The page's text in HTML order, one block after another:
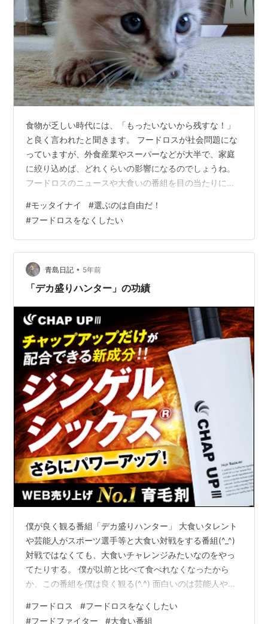
食物が乏しい時代には、「もったいないから残すな！」
と良く言われたと聞きます。 フードロスが社会問題にな
っていますが、外食産業やスーパーなどが大半で、家庭
に絞り込めば、どれくらいの影響になるのでしょうね。
フードロスのニュースや大食いの番組を目の当たりにす
ものか」とブツブツ言っています。 確かに、モッタイナ
イので、ロスはできるだけ無くしたいです。 でも、この
「モッタイナイ」というフレーズは呪いのような呪縛に
なりかねない局面が出てきます。 それは、いわゆる終活
の段階で、モノを処分しなければならない時によく起こ
る事件です。 今は、それがなくても生活が…
#モッタイナイ #選ぶのは自由だ！
#フードロスをなくしたい
青島日記 • 5年前
「デカ盛りハンター」の功績
僕が良く観る番組「デカ盛りハンター」 大食いタレント
や芸能人がスポーツ選手等と大食い対戦をする番組(^_^)
対戦ではなくても、大食いチャレンジみたいなのをやっ
てたりする。 僕が以前と比べて食べれなくなったから
か、この番組を僕は良く観る(^.^) 面白いのは芸能人やス
べれなくなったから、より羨ましい。 面白いコノ番組に
#フードロス #フードロスをなくしたい
#フードファイター #大食い番組